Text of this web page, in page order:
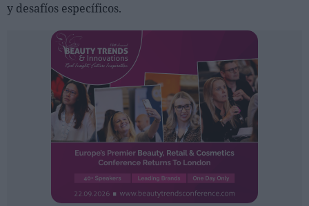
y desafíos específicos.